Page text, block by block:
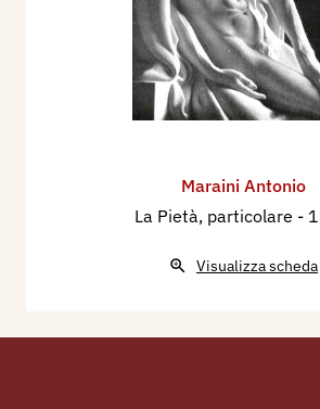
Maraini Antonio
La Pietà, particolare -
Visualizza scheda